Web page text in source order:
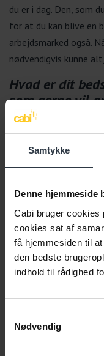
Samtykke
Denne hjemmeside
Cabi bruger cookies
cookies sat af
få hjemmesiden til
den bedste
indhold til rådighed
Nødvendig
du er i dag. Den, som
for at du kan blive en
arbejdsmarked også.
nødvendigvis kunne
Hvad er dit
som gerne vil
Gør det. Ansæt en
Respekter deres
nye medarbejder. At
tidligere soldat gør
krudt og kugler,
ferie eller har nogen